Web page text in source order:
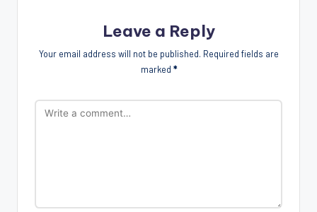
Leave a Reply
Your email address will not be published. Required fields are
marked *